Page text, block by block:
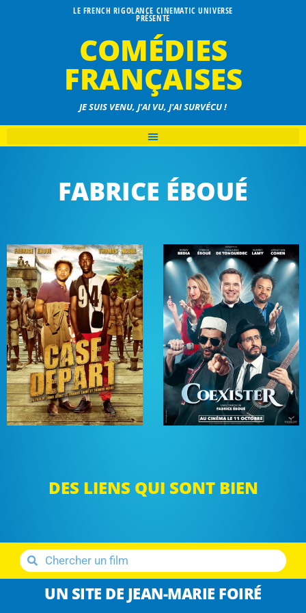
LE FRENCH RIGOLANCE CINEMATIC UNIVERSE
PRÉSENTE
COMÉDIES
FRANÇAISES
JE SUIS VENU, J'AI VU, J'AI SURVÉCU !
FABRICE ÉBOUÉ
DES LIENS QUI SONT BIEN
UN SITE DE JEAN-MARIE FOIRÉ